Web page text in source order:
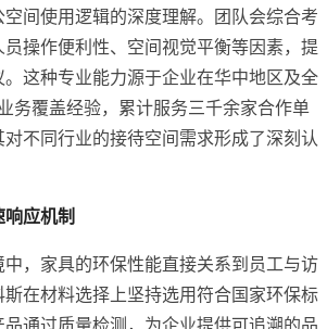
间使用逻辑的深度理解。团队会综合考
操作便利性、空间视觉平衡等因素，提
这种专业能力源于企业在华中地区及全
务覆盖经验，累计服务三千余家合作单
不同行业的接待空间需求形成了深刻认
应机制
，家具的环保性能直接关系到员工与访
在材料选择上坚持选用符合国家环保标